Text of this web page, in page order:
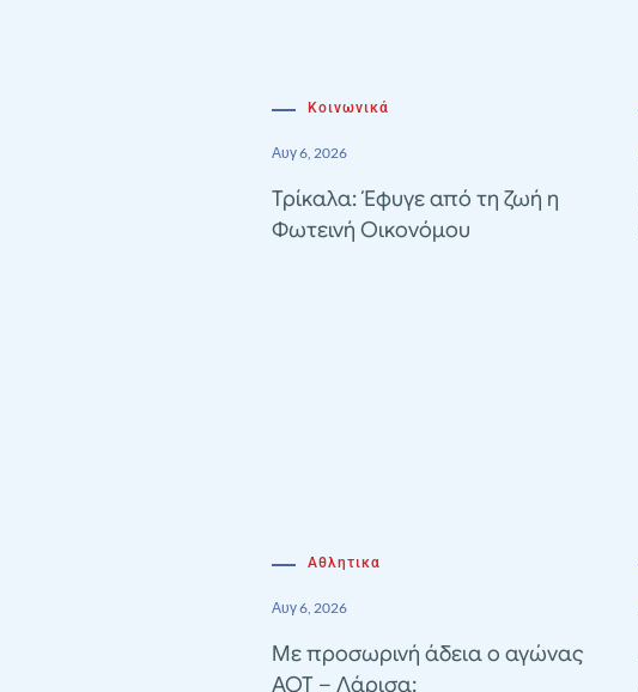
Κοινωνικά
Αυγ 6, 2026
Τρίκαλα: Έφυγε από τη ζωή η
Φωτεινή Οικονόμου
Αθλητικα
Αυγ 6, 2026
Με προσωρινή άδεια ο αγώνας
ΑΟΤ – Λάρισα;